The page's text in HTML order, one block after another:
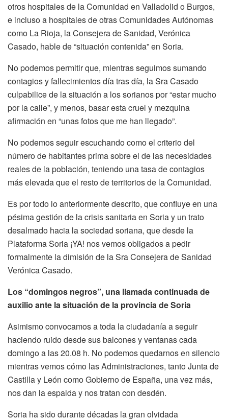
otros hospitales de la Comunidad en Valladolid o Burgos,
e incluso a hospitales de otras Comunidades Autónomas
como La Rioja, la Consejera de Sanidad, Verónica
Casado, hable de “situación contenida” en Soria.
No podemos permitir que, mientras seguimos sumando
contagios y fallecimientos día tras día, la Sra Casado
culpabilice de la situación a los sorianos por “estar mucho
por la calle”, y menos, basar esta cruel y mezquina
afirmación en “unas fotos que me han llegado”.
No podemos seguir escuchando como el criterio del
número de habitantes prima sobre el de las necesidades
reales de la población, teniendo una tasa de contagios
más elevada que el resto de territorios de la Comunidad.
Es por todo lo anteriormente descrito, que confluye en una
pésima gestión de la crisis sanitaria en Soria y un trato
desalmado hacia la sociedad soriana, que desde la
Plataforma Soria ¡YA! nos vemos obligados a pedir
formalmente la dimisión de la Sra Consejera de Sanidad
Verónica Casado.
Los “domingos negros”, una llamada continuada de
auxilio ante la situación de la provincia de Soria
Asimismo convocamos a toda la ciudadanía a seguir
haciendo ruido desde sus balcones y ventanas cada
domingo a las 20.08 h. No podemos quedarnos en silencio
mientras vemos cómo las Administraciones, tanto Junta de
Castilla y León como Gobierno de España, una vez más,
nos dan la espalda y nos tratan con desdén.
Soria ha sido durante décadas la gran olvidada